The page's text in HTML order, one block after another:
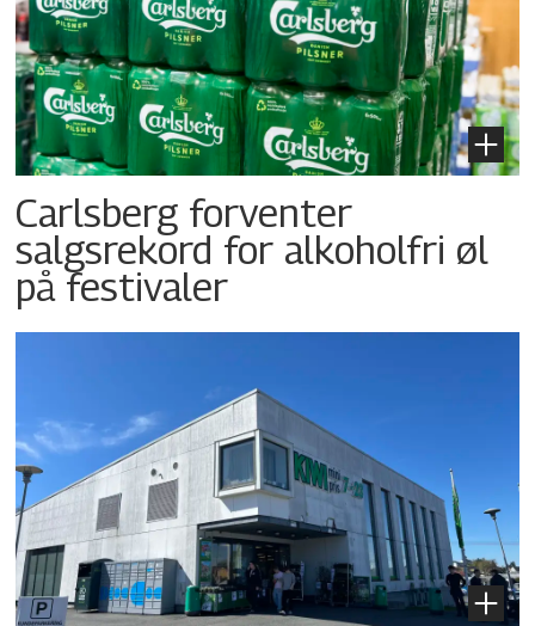
Carlsberg forventer
salgsrekord for alkoholfri øl
på festivaler